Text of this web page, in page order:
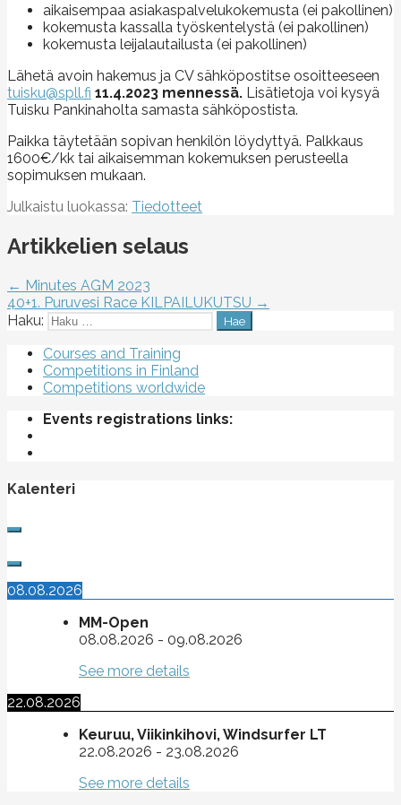
aikaisempaa asiakaspalvelukokemusta (ei pakollinen)
kokemusta kassalla työskentelystä (ei pakollinen)
kokemusta leijalautailusta (ei pakollinen)
Lähetä avoin hakemus ja CV sähköpostitse osoitteeseen
tuisku@spll.fi 11.4.2023 mennessä. Lisätietoja voi kysyä
Tuisku Pankinaholta samasta sähköpostista.
Paikka täytetään sopivan henkilön löydyttyä. Palkkaus
1600€/kk tai aikaisemman kokemuksen perusteella
sopimuksen mukaan.
Julkaistu luokassa: Tiedotteet
Artikkelien selaus
← Minutes AGM 2023
40+1. Puruvesi Race KILPAILUKUTSU →
Haku:
Courses and Training
Competitions in Finland
Competitions worldwide
Events registrations links:
Kalenteri
08.08.2026
MM-Open
08.08.2026 - 09.08.2026
See more details
22.08.2026
Keuruu, Viikinkihovi, Windsurfer LT
22.08.2026 - 23.08.2026
See more details